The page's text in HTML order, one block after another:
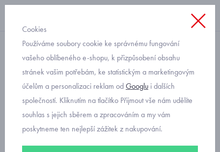
s límečkem
dětské polo triko s krátkým
rukávem Mayoral 3151
Cookies
Používáme soubory cookie ke správnému fungování
vašeho oblíbeného e-shopu, k přizpůsobení obsahu
stránek vašim potřebám, ke statistickým a marketingovým
účelům a personalizaci reklam odGooglu i dalších
společností. Kliknutím na tlačítko Přijmout vše nám udělíte
souhlas s jejich sběrem a zpracováním a my vám
poskytneme ten nejlepší zážitek z nakupování.